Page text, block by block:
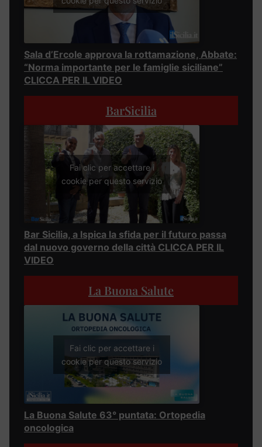
Sala d’Ercole approva la rottamazione, Abbate:
“Norma importante per le famiglie siciliane”
CLICCA PER IL VIDEO
BarSicilia
Fai clic per accettare i
cookie per questo servizio
Bar Sicilia, a Ispica la sfida per il futuro passa
dal nuovo governo della città CLICCA PER IL
VIDEO
La Buona Salute
Fai clic per accettare i
cookie per questo servizio
La Buona Salute 63° puntata: Ortopedia
oncologica